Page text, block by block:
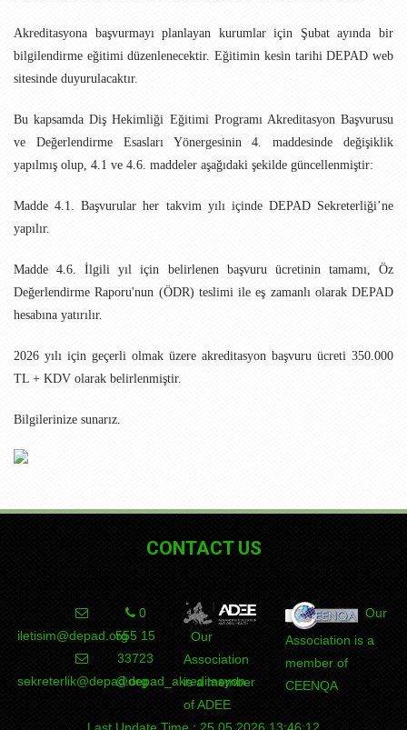
Akreditasyona başvurmayı planlayan kurumlar için Şubat ayında bir
bilgilendirme eğitimi düzenlenecektir. Eğitimin kesin tarihi DEPAD web
sitesinde duyurulacaktır.
Bu kapsamda Diş Hekimliği Eğitimi Programı Akreditasyon Başvurusu
ve Değerlendirme Esasları Yönergesinin 4. maddesinde değişiklik
yapılmış olup, 4.1 ve 4.6. maddeler aşağıdaki şekilde güncellenmiştir:
Madde 4.1. Başvurular her takvim yılı içinde DEPAD Sekreterliği’ne
yapılır.
Madde 4.6. İlgili yıl için belirlenen başvuru ücretinin tamamı, Öz
Değerlendirme Raporu'nun (ÖDR) teslimi ile eş zamanlı olarak DEPAD
hesabına yatırılır.
2026 yılı için geçerli olmak üzere akreditasyon başvuru ücreti 350.000
TL + KDV olarak belirlenmiştir.
Bilgilerinize sunarız.
CONTACT US
iletisim@depad.org
sekreterlik@depad.org
0
555 15
DEPAD
@depad_akreditasyon
Our
Association
is a member
of ADEE
Our
Association is a
member of
CEENQA